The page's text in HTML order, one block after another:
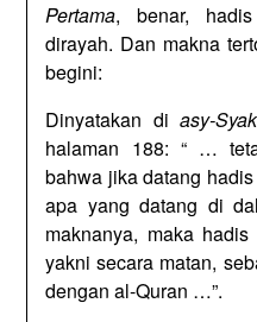
Pertama, benar,
dirayah. Dan makna
begini:
Dinyatakan diasy-
halaman 188: “ …
bahwa jika datang
apa yang datang di
maknanya, maka
yakni secara matan,
dengan al-Quran …”.